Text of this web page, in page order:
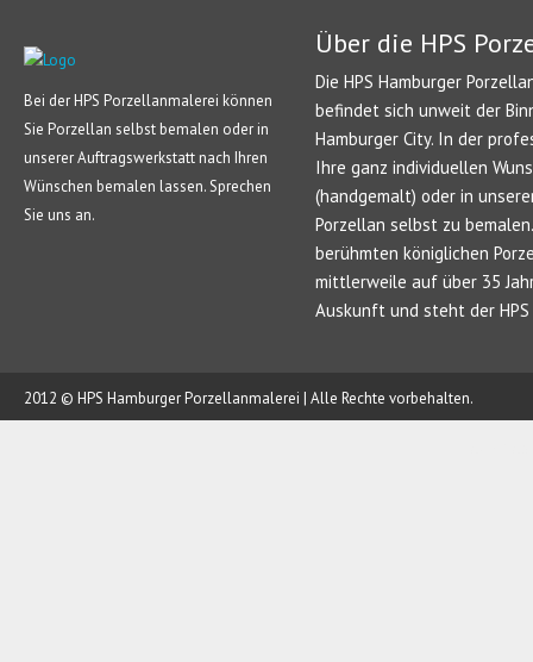
Bei der HPS Porzellanmalerei können
Sie Porzellan selbst bemalen oder in
unserer Auftragswerkstatt nach Ihren
Wünschen bemalen lassen. Sprechen
Sie uns an.
Über die HPS
Die HPS Hamburger
befindet sich unweit der
Hamburger City. In der
Ihre ganz individuellen
(handgemalt) oder in
Porzellan selbst zu
berühmten königlichen
mittlerweile auf über 35
Auskunft und steht der
2012 © HPS Hamburger Porzellanmalerei | Alle Rechte vorbehalten.